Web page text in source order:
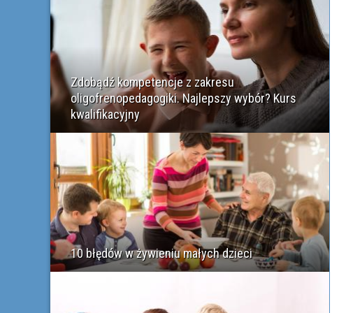
Zdobądź kompetencje z zakresu
oligofrenopedagogiki. Najlepszy wybór? Kurs
kwalifikacyjny
10 błędów w żywieniu małych dzieci